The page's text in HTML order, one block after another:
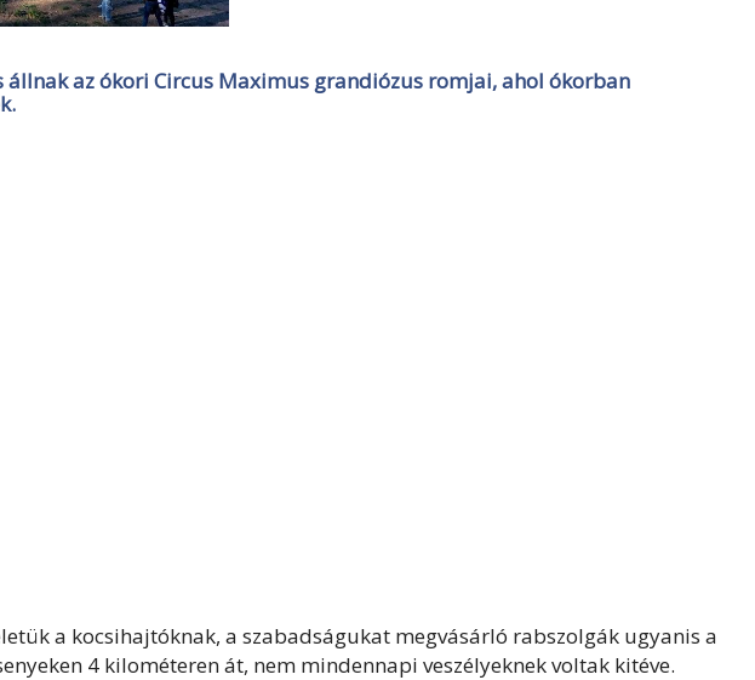
az ókori Circus Maximus grandiózus romjai, ahol ókorban
a kocsihajtóknak, a szabadságukat megvásárló rabszolgák ugyanis a
4 kilométeren át, nem mindennapi veszélyeknek voltak kitéve.